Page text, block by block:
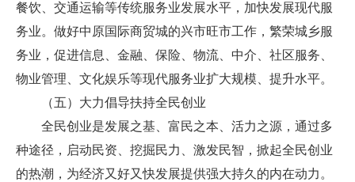
餐饮、交通运输等传统服务业发展水平，加快发展现代服
务业。做好中原国际商贸城的兴市旺市工作，繁荣城乡服
务业，促进信息、金融、保险、物流、中介、社区服务、
物业管理、文化娱乐等现代服务业扩大规模、提升水平。
（五）大力倡导扶持全民创业
全民创业是发展之基、富民之本、活力之源，通过多
种途径，启动民资、挖掘民力、激发民智，掀起全民创业
的热潮，为经济又好又快发展提供强大持久的内在动力。